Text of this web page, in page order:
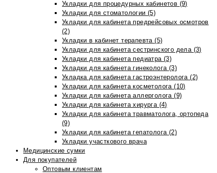
Укладки для процедурных кабинетов (9)
Укладки для стоматологии (5)
Укладки для кабинета предрейсовых осмотров
(2)
Укладки в кабинет терапевта (5)
Укладки для кабинета сестринского дела (3)
Укладки для кабинета педиатра (3)
Укладки для кабинета гинеколога (3)
Укладка для кабинета гастроэнтеролога (2)
Укладки для кабинета косметолога (10)
Укладки для кабинета аллерголога (9)
Укладки для кабинета хирурга (4)
Укладки для кабинета травматолога, ортопеда
(9)
Укладки для кабинета гепатолога (2)
Укладки участкового врача
Медицинские сумки
Для покупателей
Оптовым клиентам